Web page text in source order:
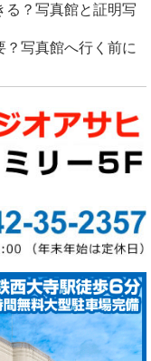
る？写真館と証明写
写真館へ行く前に